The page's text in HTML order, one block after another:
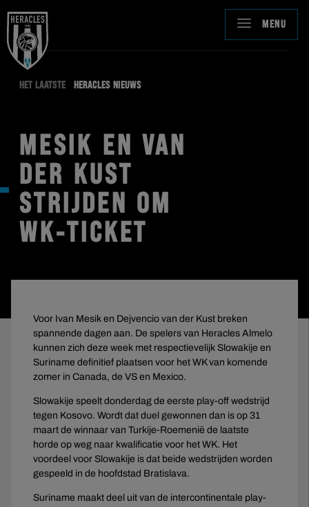
MENU
HET LAATSTE HERACLES NIEUWS
MESIK EN VAN
DER KUST
STRIJDEN OM
WK-TICKET
Voor Ivan Mesik en Dejvencio van der Kust breken
spannende dagen aan. De spelers van Heracles Almelo
kunnen zich deze week met respectievelijk Slowakije en
Suriname definitief plaatsen voor het WK van komende
zomer in Canada, de VS en Mexico.
Slowakije speelt donderdag de eerste play-off wedstrijd
tegen Kosovo. Wordt dat duel gewonnen dan is op 31
maart de winnaar van Turkije-Roemenië de laatste
horde op weg naar kwalificatie voor het WK. Het
voordeel voor Slowakije is dat beide wedstrijden worden
gespeeld in de hoofdstad Bratislava.
Suriname maakt deel uit van de intercontinentale play-